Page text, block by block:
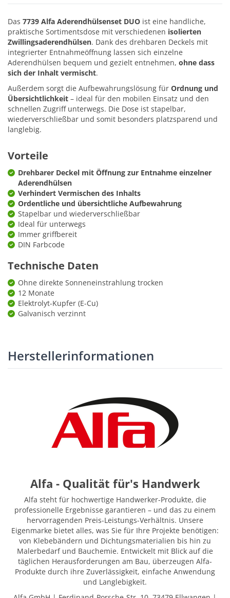
Das 7739 Alfa Aderendhülsenset DUO ist eine handliche,
praktische Sortimentsdose mit verschiedenen isolierten
Zwillingsaderendhülsen. Dank des drehbaren Deckels mit
integrierter Entnahmeöffnung lassen sich einzelne
Aderendhülsen bequem und gezielt entnehmen, ohne dass
sich der Inhalt vermischt.
Außerdem sorgt die Aufbewahrungslösung für Ordnung und
Übersichtlichkeit – ideal für den mobilen Einsatz und den
schnellen Zugriff unterwegs. Die Dose ist stapelbar,
wiederverschließbar und somit besonders platzsparend und
langlebig.
Vorteile
Drehbarer Deckel mit Öffnung zur Entnahme einzelner
Aderendhülsen
Verhindert Vermischen des Inhalts
Ordentliche und übersichtliche Aufbewahrung
Stapelbar und wiederverschließbar
Ideal für unterwegs
Immer griffbereit
DIN Farbcode
Technische Daten
Ohne direkte Sonneneinstrahlung trocken
12 Monate
Elektrolyt-Kupfer (E-Cu)
Galvanisch verzinnt
Herstellerinformationen
Alfa - Qualität für's Handwerk
Alfa steht für hochwertige Handwerker-Produkte, die
professionelle Ergebnisse garantieren – und das zu einem
hervorragenden Preis-Leistungs-Verhältnis. Unsere
Eigenmarke bietet alles, was Sie für Ihre Projekte benötigen:
von Klebebändern und Dichtungsmaterialien bis hin zu
Malerbedarf und Bauchemie. Entwickelt mit Blick auf die
täglichen Herausforderungen am Bau, überzeugen Alfa-
Produkte durch ihre Zuverlässigkeit, einfache Anwendung
und Langlebigkeit.